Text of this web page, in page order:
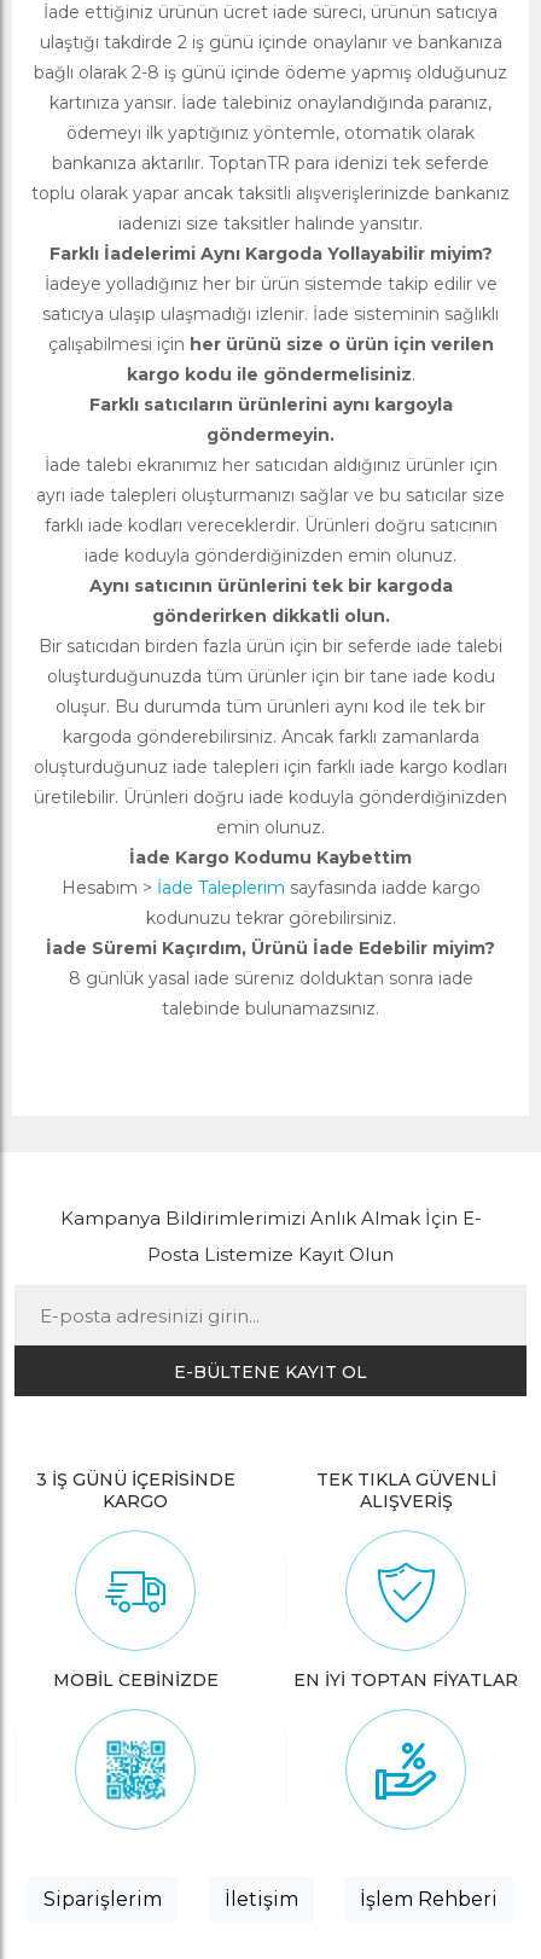
İade ettiğiniz ürünün ücret iade süreci, ürünün satıcıya
ulaştığı takdirde 2 iş günü içinde onaylanır ve bankanıza
bağlı olarak 2-8 iş günü içinde ödeme yapmış olduğunuz
kartınıza yansır. İade talebiniz onaylandığında paranız,
ödemeyi ilk yaptığınız yöntemle, otomatik olarak
bankanıza aktarılır. ToptanTR para idenizi tek seferde
toplu olarak yapar ancak taksitli alışverişlerinizde bankanız
iadenizi size taksitler halinde yansıtır.
Farklı İadelerimi Aynı Kargoda Yollayabilir miyim?
İadeye yolladığınız her bir ürün sistemde takip edilir ve
satıcıya ulaşıp ulaşmadığı izlenir. İade sisteminin sağlıklı
çalışabilmesi için her ürünü size o ürün için verilen
kargo kodu ile göndermelisiniz.
Farklı satıcıların ürünlerini aynı kargoyla
göndermeyin.
İade talebi ekranımız her satıcıdan aldığınız ürünler için
ayrı iade talepleri oluşturmanızı sağlar ve bu satıcılar size
farklı iade kodları vereceklerdir. Ürünleri doğru satıcının
iade koduyla gönderdiğinizden emin olunuz.
Aynı satıcının ürünlerini tek bir kargoda
gönderirken dikkatli olun.
Bir satıcıdan birden fazla ürün için bir seferde iade talebi
oluşturduğunuzda tüm ürünler için bir tane iade kodu
oluşur. Bu durumda tüm ürünleri aynı kod ile tek bir
kargoda gönderebilirsiniz. Ancak farklı zamanlarda
oluşturduğunuz iade talepleri için farklı iade kargo kodları
üretilebilir. Ürünleri doğru iade koduyla gönderdiğinizden
emin olunuz.
İade Kargo Kodumu Kaybettim
Hesabım > İade Taleplerim sayfasında iadde kargo
kodunuzu tekrar görebilirsiniz.
İade Süremi Kaçırdım, Ürünü İade Edebilir miyim?
8 günlük yasal iade süreniz dolduktan sonra iade
talebinde bulunamazsınız.
Kampanya Bildirimlerimizi Anlık Almak İçin E-
Posta Listemize Kayıt Olun
E-BÜLTENE KAYIT OL
3 İŞ GÜNÜ İÇERİSİNDE
KARGO
TEK TIKLA GÜVENLİ
ALIŞVERİŞ
MOBİL CEBİNİZDE EN İYİ TOPTAN FİYATLAR
Siparişlerim İletişim İşlem Rehberi